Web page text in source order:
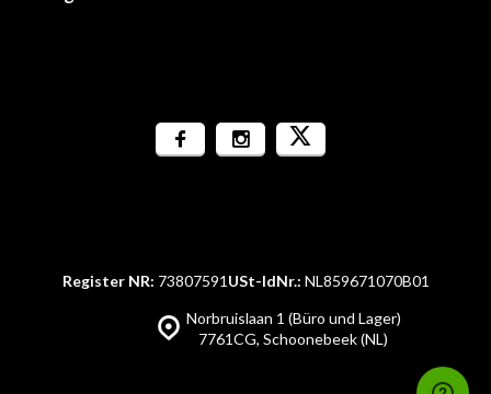
Norbruislaan 1 (Büro und Lager)
7761CG, Schoonebeek (NL)
Register NR: 73807591 USt-IdNr.: NL859671070B01